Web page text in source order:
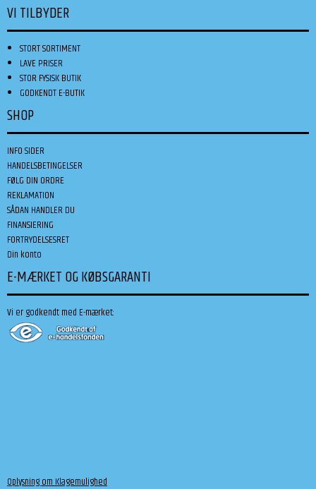
VI TILBYDER
STORT SORTIMENT
LAVE PRISER
STOR FYSISK BUTIK
GODKENDT E-BUTIK
SHOP
INFO SIDER
HANDELSBETINGELSER
FØLG DIN ORDRE
REKLAMATION
SÅDAN HANDLER DU
FINANSIERING
FORTRYDELSESRET
Din konto
E-MÆRKET OG KØBSGARANTI
Vi er godkendt med E-mærket:
Oplysning om Klagemulighed